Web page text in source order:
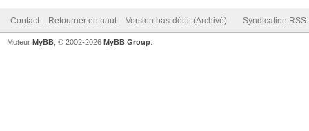
Contact Retourner en haut Version bas-débit (Archivé) Syndication RSS
Moteur MyBB , © 2002-2026 MyBB Group